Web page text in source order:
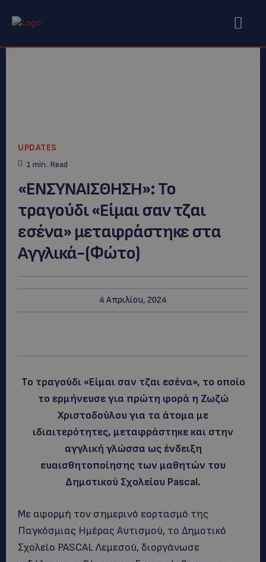
UPDATES
1 min. Read
«ΕΝΣΥΝΑΙΣΘΗΣΗ»: Το
τραγούδι «Είμαι σαν τζαι
εσένα» μεταφράστηκε στα
Αγγλικά-(Φώτο)
4 Απριλίου, 2024
Το τραγούδι «Είμαι σαν τζαι εσένα», το οποίο
το ερμήνευσε για πρώτη φορά η Ζωζώ
Χριστοδούλου για τα άτομα με
ιδιαιτερότητες, μεταφράστηκε και στην
αγγλική γλώσσα ως ένδειξη
ευαισθητοποίησης των μαθητών του
Δημοτικού Σχολείου Pascal.
Με αφορμή τον σημερινό εορτασμό της
Παγκόσμιας Ημέρας Αυτισμού, το Δημοτικό
Σχολείο PASCAL Λεμεσού, διοργάνωσε